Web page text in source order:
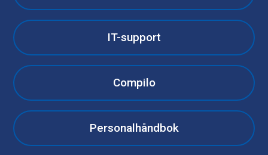
IT-support
Compilo
Personalhåndbok